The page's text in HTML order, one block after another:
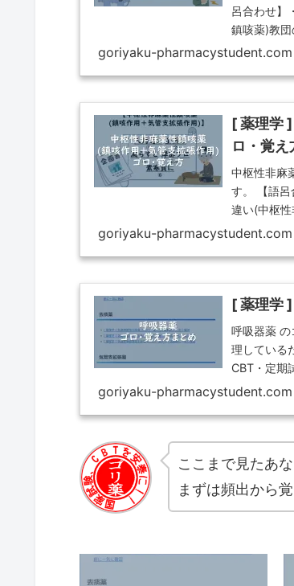
呂合わせ】
鎮咳薬)教
ネシン)。
goriyaku-pharmacystudent.com
[ 薬理学
ロ・覚
中枢性非麻
す。 【語
違い(中枢
プロが(①ペ
goriyaku-pharmacystudent.com
[ 薬理学
呼吸器薬
理している
CBT・定期
素早くアク
goriyaku-pharmacystudent.com
ここまで見たあ
まずは頻出から